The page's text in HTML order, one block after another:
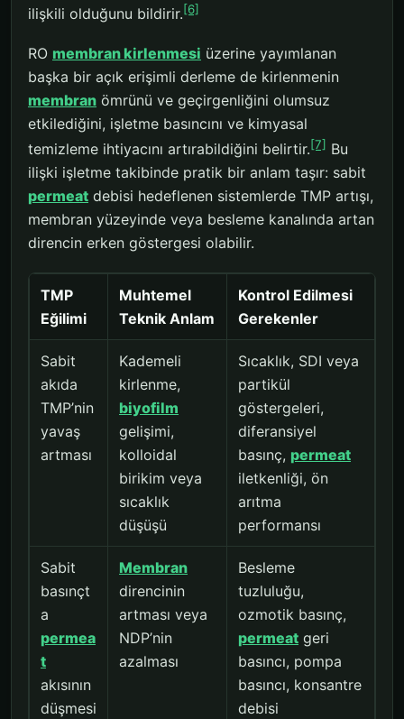
ilişkili olduğunu bildirir.[6]
RO membran kirlenmesi üzerine yayımlanan
başka bir açık erişimli derleme de kirlenmenin
membran ömrünü ve geçirgenliğini olumsuz
etkilediğini, işletme basıncını ve kimyasal
temizleme ihtiyacını artırabildiğini belirtir.[7] Bu
ilişki işletme takibinde pratik bir anlam taşır: sabit
permeat debisi hedeflenen sistemlerde TMP artışı,
membran yüzeyinde veya besleme kanalında artan
direncin erken göstergesi olabilir.
TMP
Eğilimi
Muhtemel
Teknik Anlam
Kontrol Edilmesi
Gerekenler
Sabit
akıda
TMP’nin
yavaş
artması
Kademeli
kirlenme,
biyofilm
gelişimi,
kolloidal
birikim veya
sıcaklık
düşüşü
Sıcaklık, SDI veya
partikül
göstergeleri,
diferansiyel
basınç, permeat
iletkenliği, ön
arıtma
performansı
Sabit
basınçt
a
permea
t
akısının
düşmesi
Membran
direncinin
artması veya
NDP’nin
azalması
Besleme
tuzluluğu,
ozmotik basınç,
permeat geri
basıncı, pompa
basıncı, konsantre
debisi